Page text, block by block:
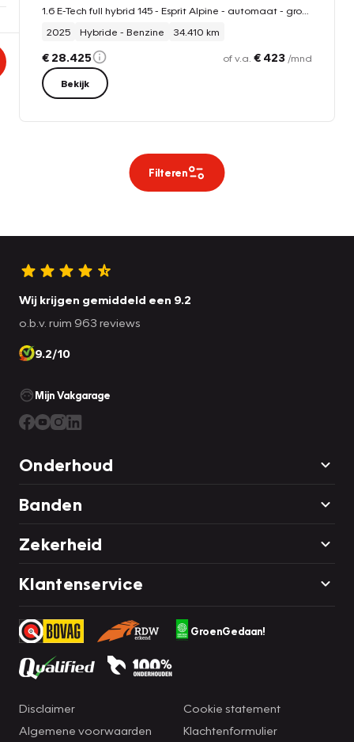
2025
Hybride - Benzine 34.410 km
€ 28.425 of v.a. € 423 /mnd
Bekijk
Filteren
Wij krijgen gemiddeld een 9.2
o.b.v. ruim 963 reviews
9.2/10
Mijn Vakgarage
Onderhoud
Banden
Zekerheid
Klantenservice
GroenGedaan!
Disclaimer
Algemene voorwaarden
Cookie statement
Klachtenformulier